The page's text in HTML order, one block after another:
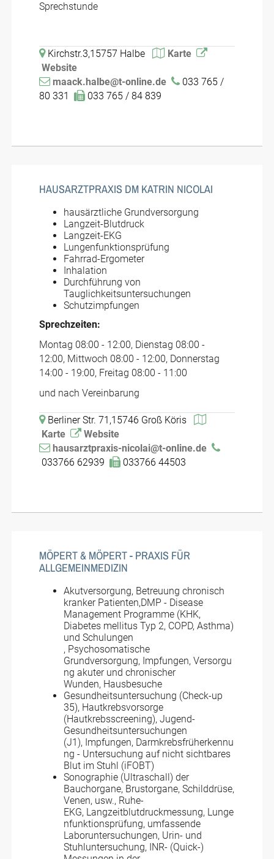
Sprechstunde
Kirchstr.3,15757 Halbe
Karte
Website
maack.halbe@t-online.de
033 765 /
80 331
033 765 / 84 839
HAUSARZTPRAXIS DM KATRIN NICOLAI
hausärztliche Grundversorgung
Langzeit-Blutdruck
Langzeit-EKG
Lungenfunktionsprüfung
Fahrrad-Ergometer
Inhalation
Durchführung von
Tauglichkeitsuntersuchungen
Schutzimpfungen
Sprechzeiten:
Montag 08:00 - 12:00, Dienstag 08:00 -
12:00, Mittwoch 08:00 - 12:00, Donnerstag
14:00 - 19:00, Freitag 08:00 - 11:00
und nach Vereinbarung
Berliner Str. 71,15746 Groß Köris
Karte
Website
hausarztpraxis-nicolai@t-online.de
033766 62939
033766 44503
MÖPERT & MÖPERT - PRAXIS FÜR
ALLGEMEINMEDIZIN
Akutversorgung, Betreuung chronisch
kranker Patienten,DMP - Disease
Management Programme (KHK,
Diabetes mellitus Typ 2, COPD, Asthma)
und Schulungen
, Psychosomatische
Grundversorgung, Impfungen, Versorgu
ng akuter und chronischer
Wunden, Hausbesuche
Gesundheitsuntersuchung (Check-up
35), Hautkrebsvorsorge
(Hautkrebsscreening), Jugend-
Gesundheitsuntersuchungen
(J1), Impfungen, Darmkrebsfrüherkennu
ng - Untersuchung auf nicht sichtbares
Blut im Stuhl (iFOBT)
Sonographie (Ultraschall) der
Bauchorgane, Brustorgane, Schilddrüse,
Venen, usw., Ruhe-
EKG, Langzeitblutdruckmessung, Lunge
nfunktionsprüfung, umfassende
Laboruntersuchungen, Urin- und
Stuhluntersuchung, INR- (Quick-)